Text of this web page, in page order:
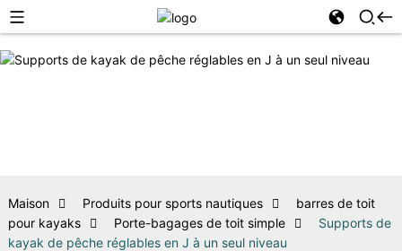
Maison Produits pour sports nautiques
barres de toit
pour kayaks
Porte-bagages de toit simple
Supports de
kayak de pêche réglables en J à un seul niveau